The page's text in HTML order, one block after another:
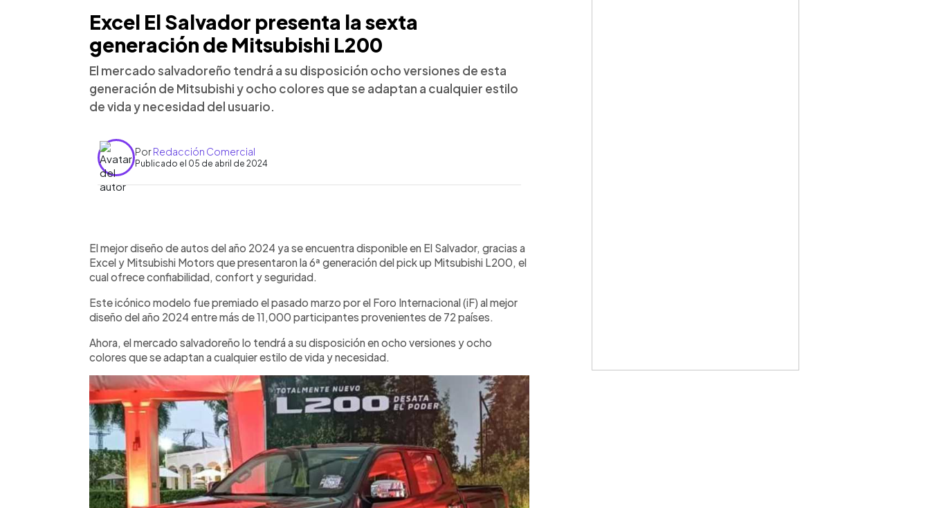
Excel El Salvador presenta la sexta
generación de Mitsubishi L200
El mercado salvadoreño tendrá a su disposición ocho versiones de esta
generación de Mitsubishi y ocho colores que se adaptan a cualquier estilo
de vida y necesidad del usuario.
PorRedacción Comercial
Publicado el 05 de abril de 2024
► Escuchar artículo
El mejor diseño de autos del año 2024 ya se encuentra disponible en El Salvador, gracias a
Excel y Mitsubishi Motors que presentaron la 6ª generación del pick up Mitsubishi L200, el
cual ofrece confiabilidad, confort y seguridad.
Este icónico modelo fue premiado el pasado marzo por el Foro Internacional (iF) al mejor
diseño del año 2024 entre más de 11,000 participantes provenientes de 72 países.
Ahora, el mercado salvadoreño lo tendrá a su disposición en ocho versiones y ocho
colores que se adaptan a cualquier estilo de vida y necesidad.